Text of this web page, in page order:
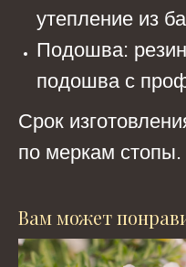
утепление из
Подошва:
подошва с
Срок
по меркам стопы.
Вам может